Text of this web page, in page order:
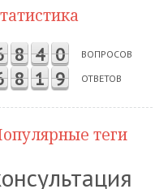
8 4 0 ВОПРОСОВ
8 1 9 ОТВЕТОВ
теги